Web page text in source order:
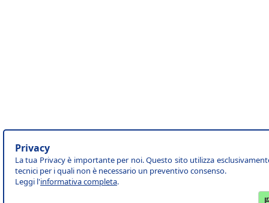
Privacy
La tua Privacy è importante per noi. Questo sito utilizza
tecnici per i quali non è necessario un preventivo consenso.
Leggi l'informativa completa.